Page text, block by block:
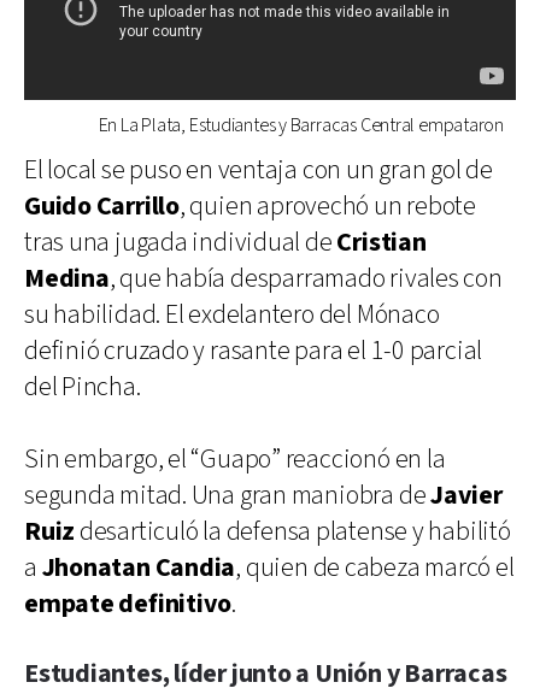
En La Plata, Estudiantes y Barracas Central empataron
El local se puso en ventaja con un gran gol de
Guido Carrillo, quien aprovechó un rebote
tras una jugada individual deCristian
Medina, que había desparramado rivales con
su habilidad. El exdelantero del Mónaco
definió cruzado y rasante para el 1-0 parcial
del Pincha.
Sin embargo, el “Guapo” reaccionó en la
segunda mitad. Una gran maniobra deJavier
Ruiz desarticuló la defensa platense y habilitó
a Jhonatan Candia, quien de cabeza marcó el
empate definitivo.
Estudiantes, líder junto a Unión y Barracas